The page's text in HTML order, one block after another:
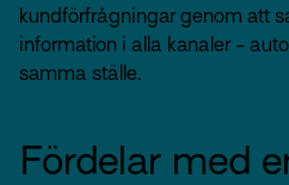
kundförfrågningar genom att
information i alla kanaler -
samma ställe.
Fördelar med